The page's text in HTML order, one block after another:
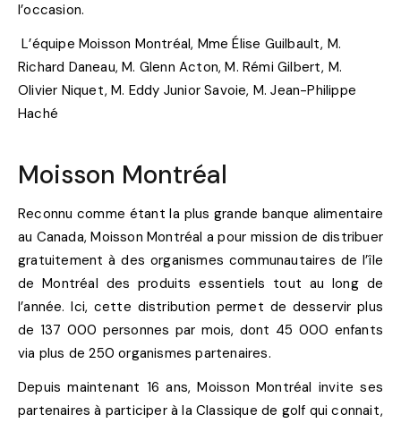
l’occasion.
L’équipe Moisson Montréal, Mme Élise Guilbault, M.
Richard Daneau, M. Glenn Acton, M. Rémi Gilbert, M.
Olivier Niquet, M. Eddy Junior Savoie, M. Jean-Philippe
Haché
Moisson Montréal
Reconnu comme étant la plus grande banque alimentaire
au Canada, Moisson Montréal a pour mission de distribuer
gratuitement à des organismes communautaires de l’île
de Montréal des produits essentiels tout au long de
l’année. Ici, cette distribution permet de desservir plus
de 137 000 personnes par mois, dont 45 000 enfants
via plus de 250 organismes partenaires.
Depuis maintenant 16 ans, Moisson Montréal invite ses
partenaires à participer à la Classique de golf qui connait,